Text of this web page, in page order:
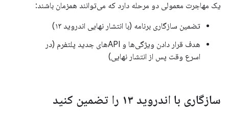
یک مهاجرت معمولی دو مرحله دارد که می‌توانند همزمان باشند:
تضمین سازگاری برنامه (با انتشار نهایی اندروید ۱۳)
هدف قرار دادن ویژگی‌ها و APIهای جدید پلتفرم (در
اسرع وقت پس از انتشار نهایی)
سازگاری با اندروید ۱۳ را تضمین کنید